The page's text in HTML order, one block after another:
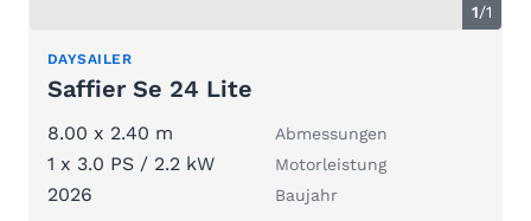
1/1
DAYSAILER
Saffier Se 24 Lite
8.00 x 2.40 m Abmessungen
1 x 3.0 PS / 2.2 kW Motorleistung
2026 Baujahr